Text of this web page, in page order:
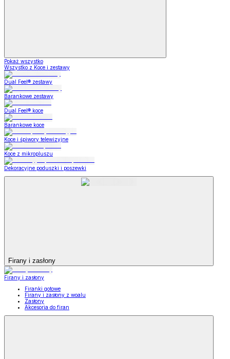
Pokaż wszystko
Wszystko z Koce i zestawy
Dual Feel® zestawy
Barankowe zestawy
Dual Feel® koce
Barankowe koce
Koce i śpiwory telewizyjne
Koce z mikropluszu
Dekoracyjne poduszki i poszewki
Firany i zasłony
Firany i zasłony
Firanki gotowe
Firany i zasłony z woalu
Zasłony
Akcesoria do firan